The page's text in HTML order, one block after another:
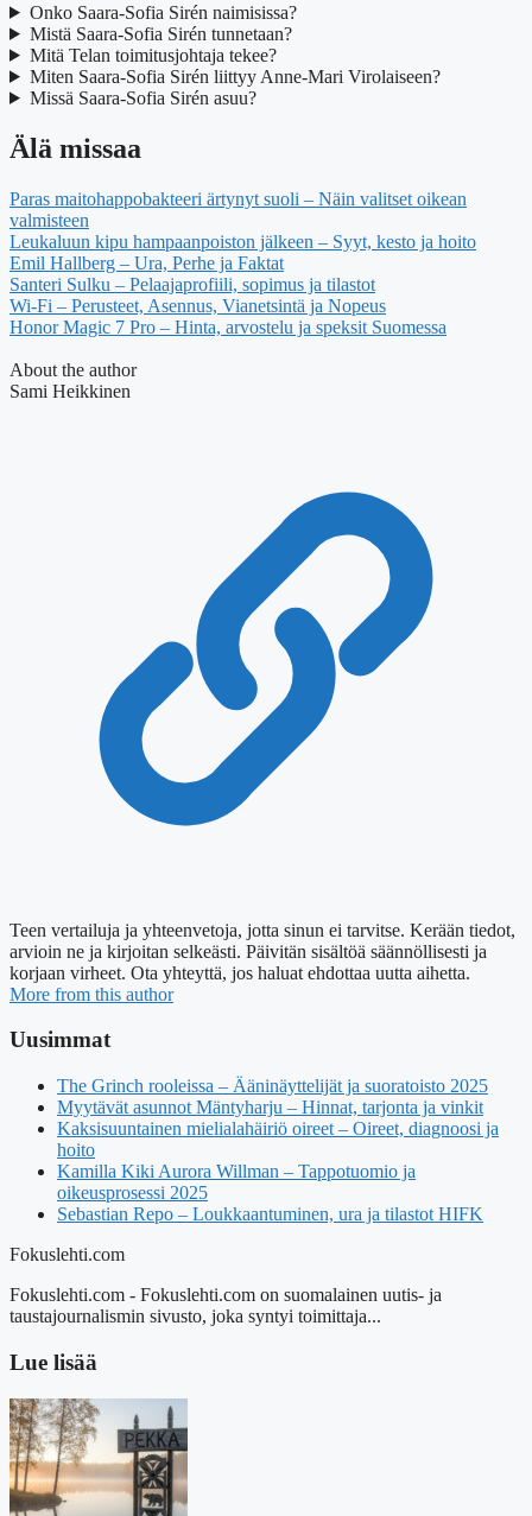
Onko Saara-Sofia Sirén naimisissa?
Mistä Saara-Sofia Sirén tunnetaan?
Mitä Telan toimitusjohtaja tekee?
Miten Saara-Sofia Sirén liittyy Anne-Mari Virolaiseen?
Missä Saara-Sofia Sirén asuu?
Älä missaa
Paras maitohappobakteeri ärtynyt suoli – Näin valitset oikean
valmisteen
Leukaluun kipu hampaanpoiston jälkeen – Syyt, kesto ja hoito
Emil Hallberg – Ura, Perhe ja Faktat
Santeri Sulku – Pelaajaprofiili, sopimus ja tilastot
Wi-Fi – Perusteet, Asennus, Vianetsintä ja Nopeus
Honor Magic 7 Pro – Hinta, arvostelu ja speksit Suomessa
About the author
Sami Heikkinen
Teen vertailuja ja yhteenvetoja, jotta sinun ei tarvitse. Kerään tiedot,
arvioin ne ja kirjoitan selkeästi. Päivitän sisältöä säännöllisesti ja
korjaan virheet. Ota yhteyttä, jos haluat ehdottaa uutta aihetta.
More from this author
Uusimmat
The Grinch rooleissa – Ääninäyttelijät ja suoratoisto 2025
Myytävät asunnot Mäntyharju – Hinnat, tarjonta ja vinkit
Kaksisuuntainen mielialahäiriö oireet – Oireet, diagnoosi ja
hoito
Kamilla Kiki Aurora Willman – Tappotuomio ja
oikeusprosessi 2025
Sebastian Repo – Loukkaantuminen, ura ja tilastot HIFK
Fokuslehti.com
Fokuslehti.com - Fokuslehti.com on suomalainen uutis- ja
taustajournalismin sivusto, joka syntyi toimittaja...
Lue lisää